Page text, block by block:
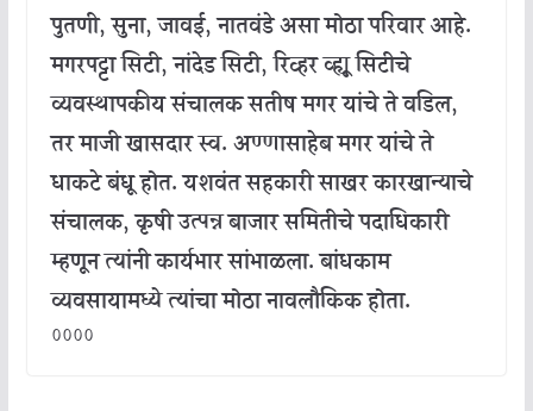
पुतणी, सुना, जावई, नातवंडे असा मोठा परिवार आहे.
मगरपट्टा सिटी, नांदेड सिटी, रिव्हर व्ह्यू सिटीचे
व्यवस्थापकीय संचालक सतीष मगर यांचे ते वडिल,
तर माजी खासदार स्व. अण्णासाहेब मगर यांचे ते
धाकटे बंधू होत. यशवंत सहकारी साखर कारखान्याचे
संचालक, कृषी उत्पन्न बाजार समितीचे पदाधिकारी
म्हणून त्यांनी कार्यभार सांभाळला. बांधकाम
व्यवसायामध्ये त्यांचा मोठा नावलौकिक होता.
००००